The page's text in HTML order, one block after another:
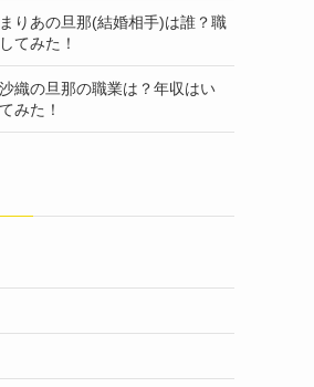
まりあの旦那(結婚相手)は誰？職
てみた！
沙織の旦那の職業は？年収はい
みた！